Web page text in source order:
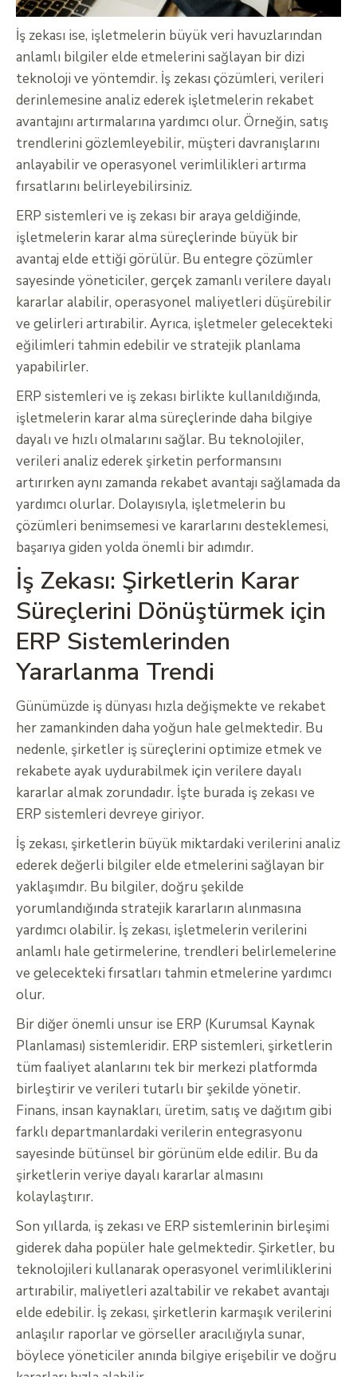
İş zekası ise, işletmelerin büyük veri havuzlarından
anlamlı bilgiler elde etmelerini sağlayan bir dizi
teknoloji ve yöntemdir. İş zekası çözümleri, verileri
derinlemesine analiz ederek işletmelerin rekabet
avantajını artırmalarına yardımcı olur. Örneğin, satış
trendlerini gözlemleyebilir, müşteri davranışlarını
anlayabilir ve operasyonel verimlilikleri artırma
fırsatlarını belirleyebilirsiniz.
ERP sistemleri ve iş zekası bir araya geldiğinde,
işletmelerin karar alma süreçlerinde büyük bir
avantaj elde ettiği görülür. Bu entegre çözümler
sayesinde yöneticiler, gerçek zamanlı verilere dayalı
kararlar alabilir, operasyonel maliyetleri düşürebilir
ve gelirleri artırabilir. Ayrıca, işletmeler gelecekteki
eğilimleri tahmin edebilir ve stratejik planlama
yapabilirler.
ERP sistemleri ve iş zekası birlikte kullanıldığında,
işletmelerin karar alma süreçlerinde daha bilgiye
dayalı ve hızlı olmalarını sağlar. Bu teknolojiler,
verileri analiz ederek şirketin performansını
artırırken aynı zamanda rekabet avantajı sağlamada da
yardımcı olurlar. Dolayısıyla, işletmelerin bu
çözümleri benimsemesi ve kararlarını desteklemesi,
başarıya giden yolda önemli bir adımdır.
İş Zekası: Şirketlerin Karar
Süreçlerini Dönüştürmek için
ERP Sistemlerinden
Yararlanma Trendi
Günümüzde iş dünyası hızla değişmekte ve rekabet
her zamankinden daha yoğun hale gelmektedir. Bu
nedenle, şirketler iş süreçlerini optimize etmek ve
rekabete ayak uydurabilmek için verilere dayalı
kararlar almak zorundadır. İşte burada iş zekası ve
ERP sistemleri devreye giriyor.
İş zekası, şirketlerin büyük miktardaki verilerini analiz
ederek değerli bilgiler elde etmelerini sağlayan bir
yaklaşımdır. Bu bilgiler, doğru şekilde
yorumlandığında stratejik kararların alınmasına
yardımcı olabilir. İş zekası, işletmelerin verilerini
anlamlı hale getirmelerine, trendleri belirlemelerine
ve gelecekteki fırsatları tahmin etmelerine yardımcı
olur.
Bir diğer önemli unsur ise ERP (Kurumsal Kaynak
Planlaması) sistemleridir. ERP sistemleri, şirketlerin
tüm faaliyet alanlarını tek bir merkezi platformda
birleştirir ve verileri tutarlı bir şekilde yönetir.
Finans, insan kaynakları, üretim, satış ve dağıtım gibi
farklı departmanlardaki verilerin entegrasyonu
sayesinde bütünsel bir görünüm elde edilir. Bu da
şirketlerin veriye dayalı kararlar almasını
kolaylaştırır.
Son yıllarda, iş zekası ve ERP sistemlerinin birleşimi
giderek daha popüler hale gelmektedir. Şirketler, bu
teknolojileri kullanarak operasyonel verimliliklerini
artırabilir, maliyetleri azaltabilir ve rekabet avantajı
elde edebilir. İş zekası, şirketlerin karmaşık verilerini
anlaşılır raporlar ve görseller aracılığıyla sunar,
böylece yöneticiler anında bilgiye erişebilir ve doğru